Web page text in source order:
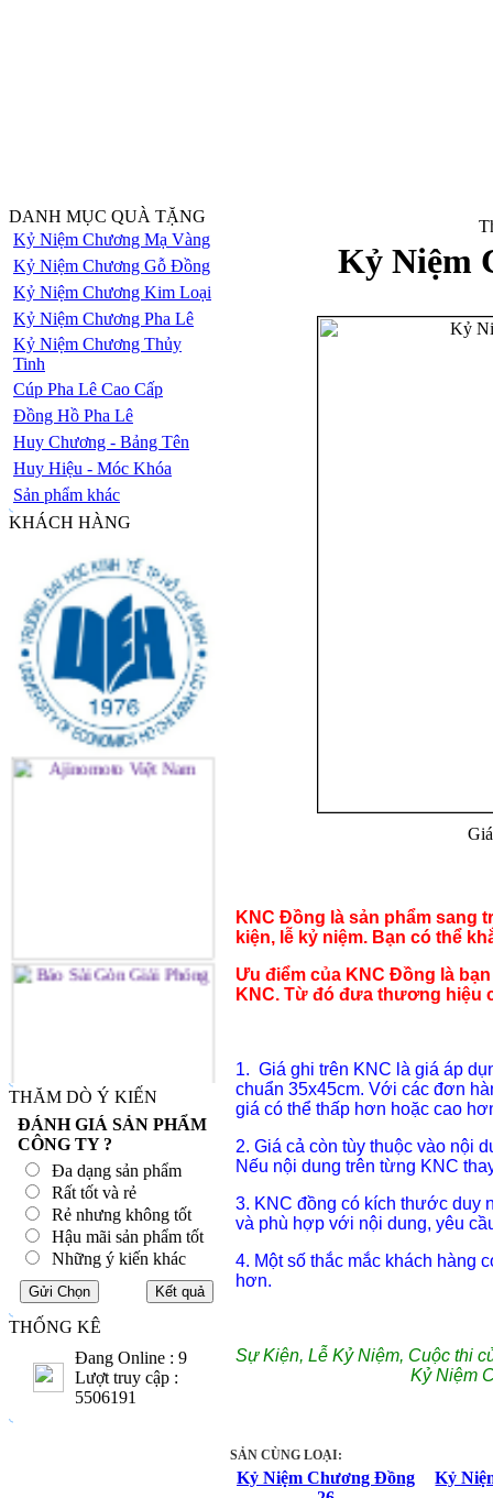
DANH MỤC QUÀ TẶNG
Kỷ Niệm Chương Mạ Vàng
Kỷ Niệm Chương Gỗ Đồng
Kỷ Niệm Chương Kim Loại
Kỷ Niệm Chương Pha Lê
Kỷ Niệm Chương Thủy
Tinh
Cúp Pha Lê Cao Cấp
Đồng Hồ Pha Lê
Huy Chương - Bảng Tên
Huy Hiệu - Móc Khóa
Sản phẩm khác
KHÁCH HÀNG
THĂM DÒ Ý KIẾN
ĐÁNH GIÁ SẢN PHẨM
CÔNG TY ?
Đa dạng sản phẩm
Rất tốt và rẻ
Rẻ nhưng không tốt
Hậu mãi sản phẩm tốt
Những ý kiến khác
THỐNG KÊ
Đang Online : 9
Lượt truy cập :
5506191
Kỷ Niệm
KNC Đồng là sản phẩm sang
kiện, lễ kỷ niệm. Bạn có thể
Ưu điểm của KNC Đồng là
KNC. Từ đó đưa thương hiệu
1. Giá ghi trên KNC là giá áp
chuẩn 35x45cm. Với các đơn
giá có thể thấp hơn hoặc cao
2. Giá cả còn tùy thuộc vào nội
Nếu nội dung trên từng KNC
3. KNC đồng có kích thước duy
và phù hợp với nội dung, yêu
4. Một số thắc mắc khách hàng
hơn.
Sự Kiện, Lễ Kỷ Niệm, Cuộc thi
Kỷ Niệm
SẢN CÙNG LOẠI:
Kỷ Niệm Chương Đồng
Kỷ